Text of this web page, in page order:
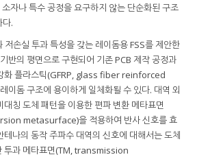
자나 특수 공정을 요구하지 않는 단순화된 구조
다.
저손실 투과 특성을 갖는 레이돔용 FSS를 제안한
반의 평면으로 구현되어 기존 PCB 제작 공정과
화 플라스틱(GFRP, glass fiber reinforced
이돔 구조에 용이하게 일체화될 수 있다. 대역 외
칭 도체 패턴을 이용한 편파 변환 메타표면
metasurface)을 적용하여 반사 신호를 효
나의 동작 주파수 대역의 신호에 대해서는 도체
투과 메타표면(TM, transmission